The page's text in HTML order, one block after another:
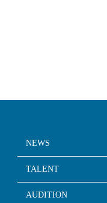
NEWS
TALENT
AUDITION